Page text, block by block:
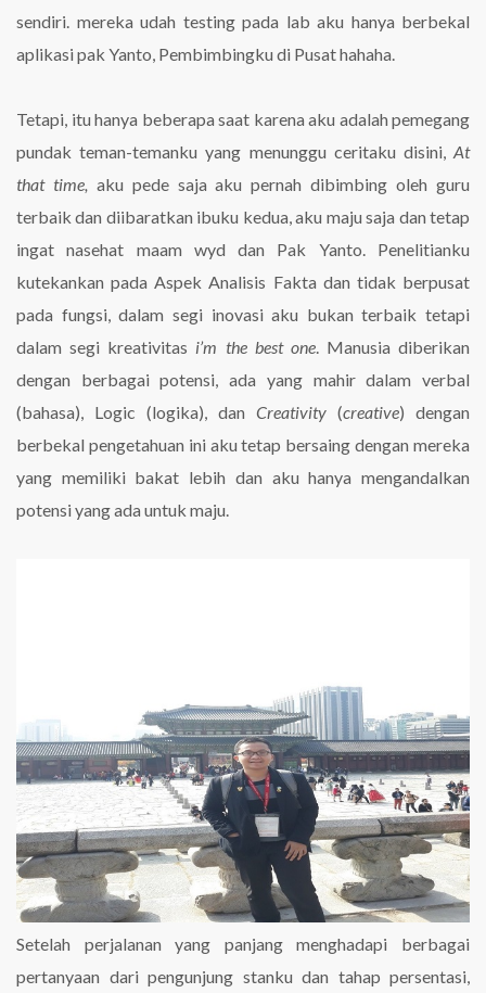
sendiri. mereka udah testing pada lab aku hanya berbekal
aplikasi pak Yanto, Pembimbingku di Pusat hahaha.
Tetapi, itu hanya beberapa saat karena aku adalah pemegang
pundak teman-temanku yang menunggu ceritaku disini, At
that time, aku pede saja aku pernah dibimbing oleh guru
terbaik dan diibaratkan ibuku kedua, aku maju saja dan tetap
ingat nasehat maam wyd dan Pak Yanto. Penelitianku
kutekankan pada Aspek Analisis Fakta dan tidak berpusat
pada fungsi, dalam segi inovasi aku bukan terbaik tetapi
dalam segi kreativitas i’m the best one. Manusia diberikan
dengan berbagai potensi, ada yang mahir dalam verbal
(bahasa), Logic (logika), dan Creativity (creative) dengan
berbekal pengetahuan ini aku tetap bersaing dengan mereka
yang memiliki bakat lebih dan aku hanya mengandalkan
potensi yang ada untuk maju.
Setelah perjalanan yang panjang menghadapi berbagai
pertanyaan dari pengunjung stanku dan tahap persentasi,